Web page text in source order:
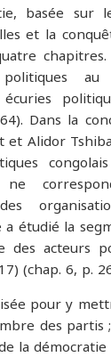
basée sur
et la
au
Dans la
et Alidor
ne
étudié la
des acteurs
(chap. 6, p.
pour y
des partis
la démocratie